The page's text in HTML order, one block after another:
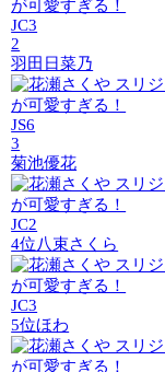
JC3
2
羽田日菜乃
JS6
3
菊池優花
JC2
4位八束さくら
JC3
5位ほわ